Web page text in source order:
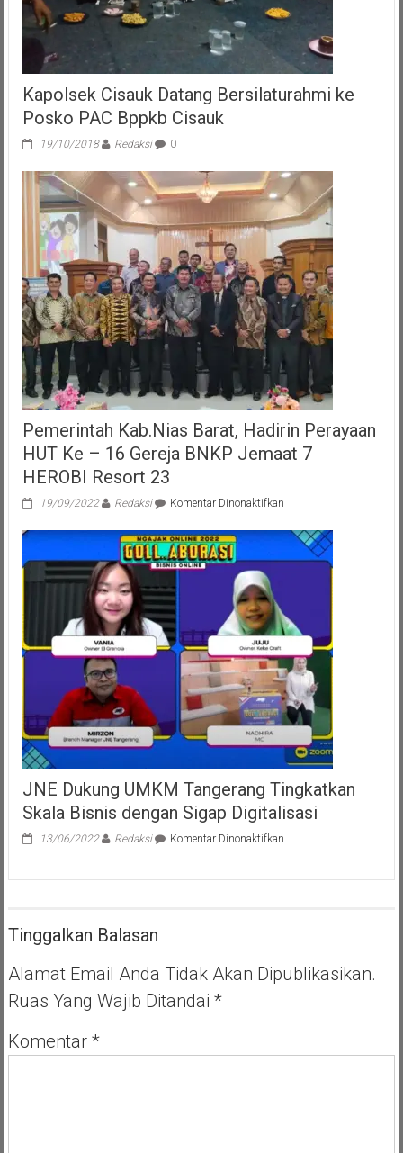
Kapolsek Cisauk Datang Bersilaturahmi ke
Posko PAC Bppkb Cisauk
19/10/2018 Redaksi 0
Pemerintah Kab.Nias Barat, Hadirin Perayaan
HUT Ke – 16 Gereja BNKP Jemaat 7
HEROBI Resort 23
19/09/2022 Redaksi Komentar Dinonaktifkanpada
Kab.Nias
Barat,
Ke
–
Gereja
BNKP
Jemaat
7
HEROBI
Resort
23
JNE Dukung UMKM Tangerang Tingkatkan
Skala Bisnis dengan Sigap Digitalisasi
13/06/2022 Redaksi Komentar Dinonaktifkanpada
dengan
Sigap
Tinggalkan Balasan
Alamat Email Anda Tidak Akan Dipublikasikan.
Ruas Yang Wajib Ditandai *
Komentar *